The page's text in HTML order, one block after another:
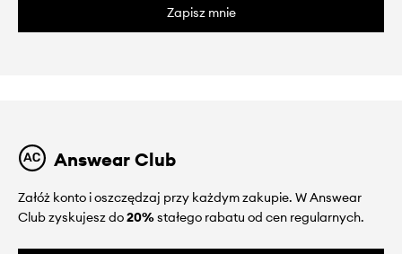
Zapisz mnie
Answear Club
Załóż konto i oszczędzaj przy każdym zakupie. W Answear
Club zyskujesz do20%stałego rabatu od cen regularnych.